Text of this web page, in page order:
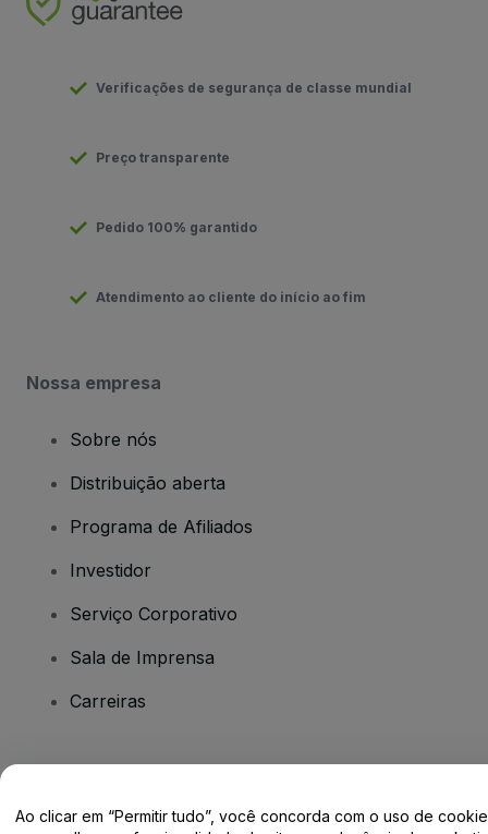
Verificações de segurança de classe mundial
Preço transparente
Pedido 100% garantido
Atendimento ao cliente do início ao fim
Nossa empresa
Sobre nós
Distribuição aberta
Programa de Afiliados
Investidor
Serviço Corporativo
Sala de Imprensa
Carreiras
Ao clicar em “Permitir tudo”, você concorda com o uso de